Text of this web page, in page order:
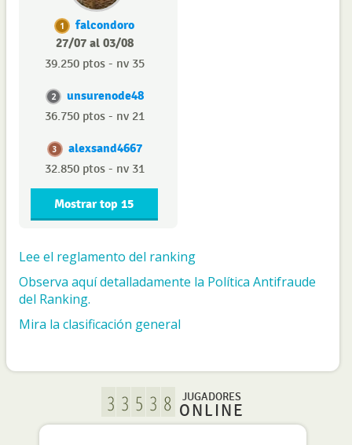
1
falcondoro
27/07 al 03/08
39.250 ptos - nv 35
2 unsurenode48
36.750 ptos - nv 21
3 alexsand4667
32.850 ptos - nv 31
Mostrar top 15
Lee el reglamento del ranking
Observa aquí detalladamente la Política Antifraude
del Ranking.
Mira la clasificación general
JUGADORES
ONLINE